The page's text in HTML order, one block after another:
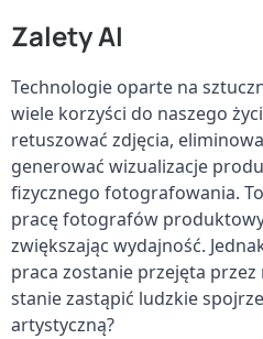
Zalety AI
Technologie oparte na
wiele korzyści do naszego
retuszować zdjęcia,
generować wizualizacje
fizycznego fotografowania.
pracę fotografów
zwiększając wydajność.
praca zostanie przejęta przez
stanie zastąpić ludzkie
artystyczną?